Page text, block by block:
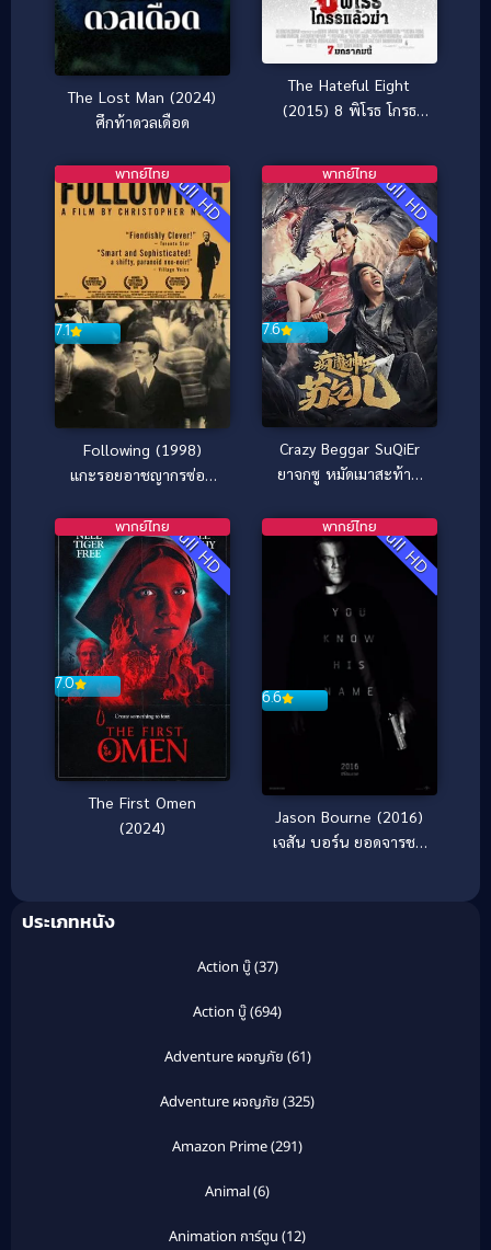
The Lost Man (2024)
ศึกท้าดวลเดือด
The Hateful Eight
(2015) 8 พิโรธ โกรธ
Full HD
7.1
พากย์ไทย
Following (1998)
แกะรอยอาชญากรซ่อน
Full HD
7.6
พากย์ไทย
Crazy Beggar SuQiEr
ยาจกซู หมัดเมาสะท้าน
Full HD
7.0
พากย์ไทย
The First Omen
(2024)
Full HD
6.6
พากย์ไทย
Jason Bourne (2016)
เจสัน บอร์น ยอดจารชน
ประเภทหนัง
Action บู๊(37)
Action บู๊(694)
Adventure ผจญภัย (61)
Adventure ผจญภัย (325)
Amazon Prime(291)
Animal(6)
Animation การ์ตูน (12)